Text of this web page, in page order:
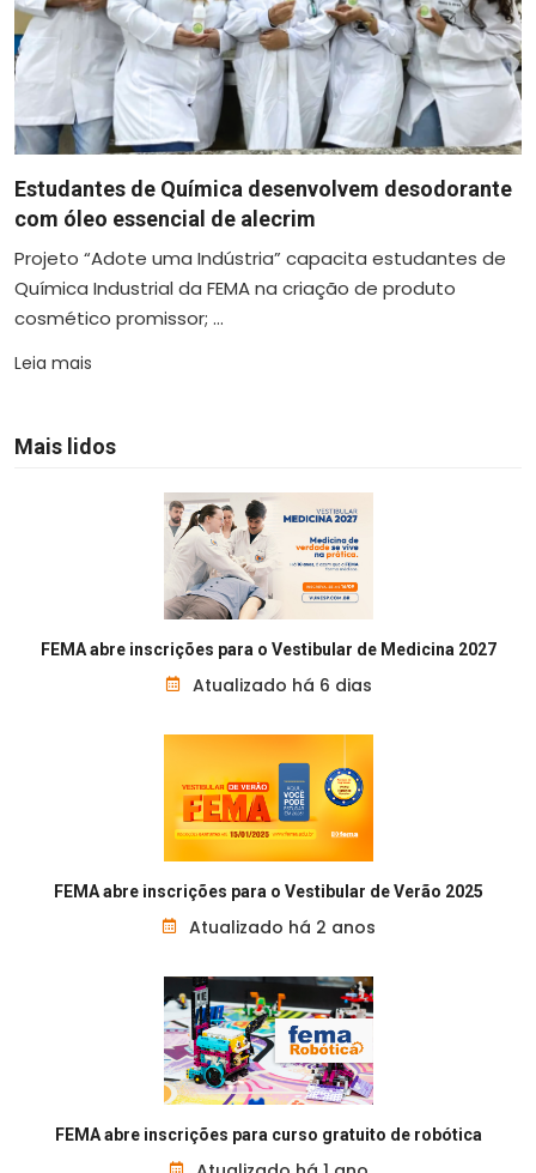
Estudantes de Química desenvolvem desodorante
com óleo essencial de alecrim
Projeto “Adote uma Indústria” capacita estudantes de
Química Industrial da FEMA na criação de produto
cosmético promissor; ...
Leia mais
Mais lidos
FEMA abre inscrições para o Vestibular de Medicina 2027
Atualizado há 6 dias
FEMA abre inscrições para o Vestibular de Verão 2025
Atualizado há 2 anos
FEMA abre inscrições para curso gratuito de robótica